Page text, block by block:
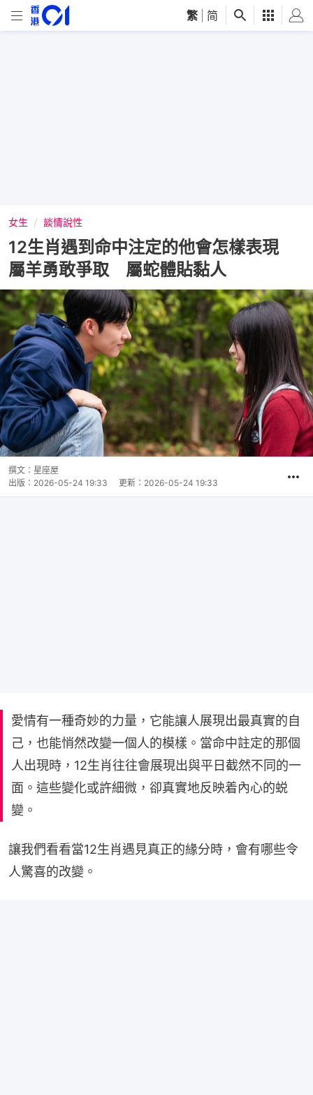
繁 简
女生 談情說性
12生肖遇到命中注定的他會怎樣表現
屬羊勇敢爭取 屬蛇體貼黏人
撰文： 星座屋
出版： 2026-05-24 19:33 更新： 2026-05-24 19:33
愛情有一種奇妙的力量，它能讓人展現出最真實的自
己，也能悄然改變一個人的模樣。當命中註定的那個
人出現時，12生肖往往會展現出與平日截然不同的一
面。這些變化或許細微，卻真實地反映着內心的蜕
變。
讓我們看看當12生肖遇見真正的緣分時，會有哪些令
人驚喜的改變。